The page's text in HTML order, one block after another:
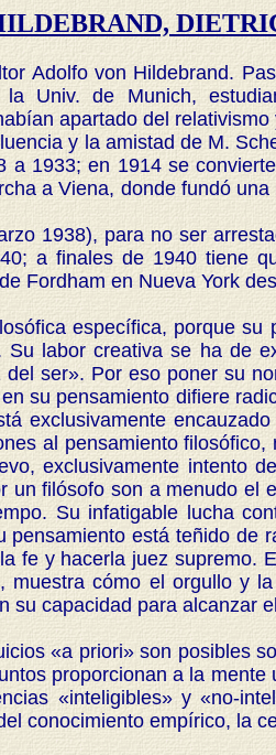
Adolfo von Hildebrand.
Univ. de Munich,
apartado del
y la amistad de M.
1933; en 1914 se
a Viena, donde fundó
1938), para no ser
a finales de 1940 tiene
Fordham en Nueva York
específica, porque su
labor creativa se ha de
ser». Por eso poner su
su pensamiento difiere
exclusivamente
al pensamiento
exclusivamente intento
un filósofo son a menudo
Su infatigable lucha
está teñido de
fe y hacerla juez supremo.
muestra cómo el orgullo y
su capacidad para alcanzar
«a priori» son posibles
proporcionan a la
«inteligibles» y «no-
conocimiento empírico, la